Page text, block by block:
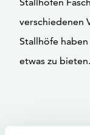
verschiedenen
Stallhöfe
etwas zu